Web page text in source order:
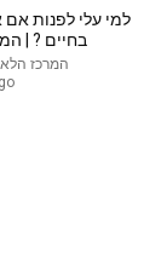
מאחורי
למי עלי לפנות אם
בחיים ? |
המרכז